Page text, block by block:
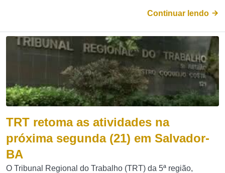
Continuar lendo
TRT retoma as atividades na
próxima segunda (21) em Salvador-
BA
O Tribunal Regional do Trabalho (TRT) da 5ª região,